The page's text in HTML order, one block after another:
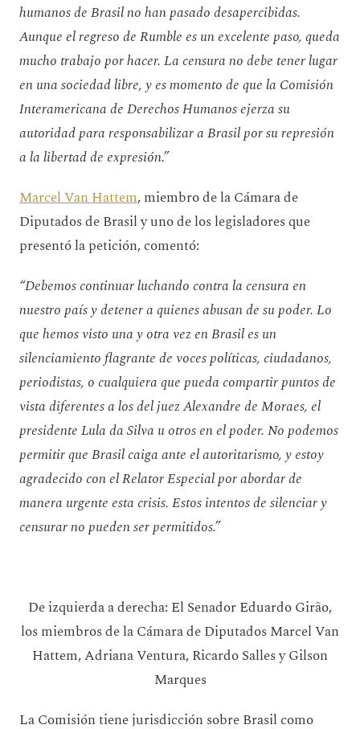
humanos de Brasil no han pasado desapercibidas.
Aunque el regreso de Rumble es un excelente paso, queda
mucho trabajo por hacer. La censura no debe tener lugar
en una sociedad libre, y es momento de que la Comisión
Interamericana de Derechos Humanos ejerza su
autoridad para responsabilizar a Brasil por su represión
a la libertad de expresión.”
Marcel Van Hattem, miembro de la Cámara de
Diputados de Brasil y uno de los legisladores que
presentó la petición, comentó:
“Debemos continuar luchando contra la censura en
nuestro país y detener a quienes abusan de su poder. Lo
que hemos visto una y otra vez en Brasil es un
silenciamiento flagrante de voces políticas, ciudadanos,
periodistas, o cualquiera que pueda compartir puntos de
vista diferentes a los del juez Alexandre de Moraes, el
presidente Lula da Silva u otros en el poder. No podemos
permitir que Brasil caiga ante el autoritarismo, y estoy
agradecido con el Relator Especial por abordar de
manera urgente esta crisis. Estos intentos de silenciar y
censurar no pueden ser permitidos.”
De izquierda a derecha: El Senador Eduardo Girão,
los miembros de la Cámara de Diputados Marcel Van
Hattem, Adriana Ventura, Ricardo Salles y Gilson
Marques
La Comisión tiene jurisdicción sobre Brasil como